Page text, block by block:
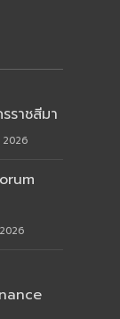
ราชสีมา
2026